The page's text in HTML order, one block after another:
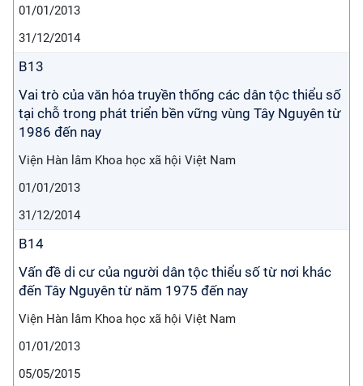
01/01/2013
31/12/2014
B13
Vai trò của văn hóa truyền thống các dân tộc thiểu số
tại chỗ trong phát triển bền vững vùng Tây Nguyên từ
1986 đến nay
Viện Hàn lâm Khoa học xã hội Việt Nam
01/01/2013
31/12/2014
B14
Vấn đề di cư của người dân tộc thiểu số từ nơi khác
đến Tây Nguyên từ năm 1975 đến nay
Viện Hàn lâm Khoa học xã hội Việt Nam
01/01/2013
05/05/2015